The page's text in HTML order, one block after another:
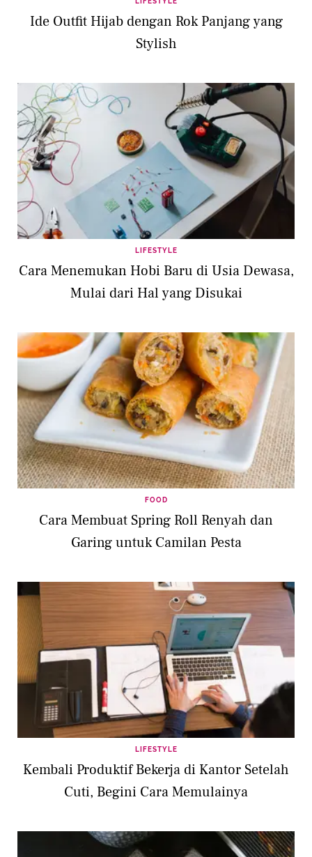
Ide Outfit Hijab dengan Rok Panjang yang
Stylish
LIFESTYLE
Cara Menemukan Hobi Baru di Usia Dewasa,
Mulai dari Hal yang Disukai
FOOD
Cara Membuat Spring Roll Renyah dan
Garing untuk Camilan Pesta
LIFESTYLE
Kembali Produktif Bekerja di Kantor Setelah
Cuti, Begini Cara Memulainya